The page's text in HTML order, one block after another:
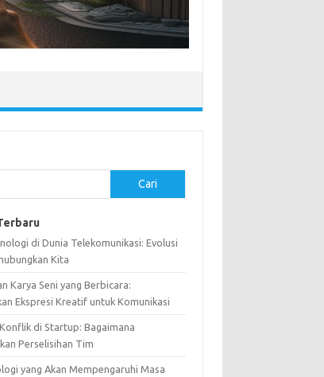
Cari
di Dunia Telekomunikasi: Evolusi
Kita
Karya Seni yang Berbicara:
Ekspresi Kreatif untuk Komunikasi
di Startup: Bagaimana
Perselisihan Tim
yang Akan Mempengaruhi Masa